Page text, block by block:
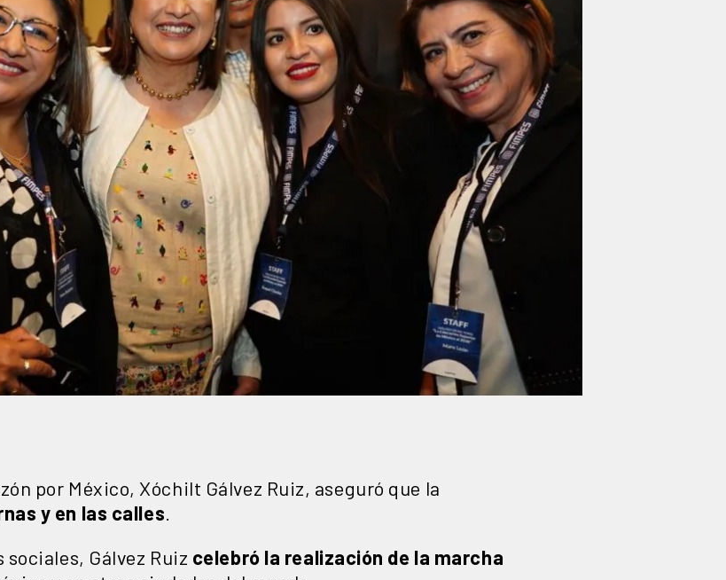
por México, Xóchilt Gálvez Ruiz, aseguró que la
y en las calles
sociales, Gálvez Ruiz celebró la realización de la marcha